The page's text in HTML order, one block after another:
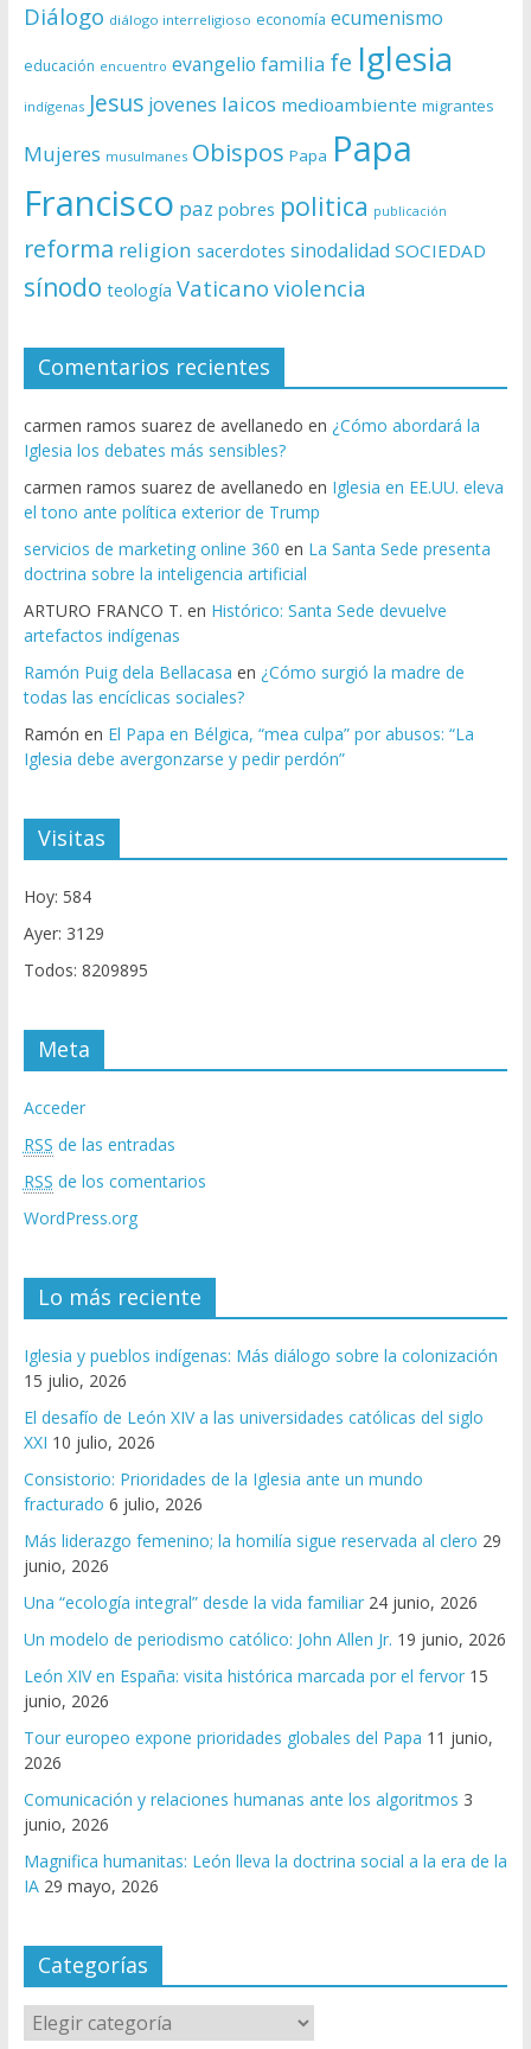
Diálogo diálogo interreligioso economía ecumenismo
educación encuentro evangelio familia fe Iglesia
indígenas Jesus jovenes laicos medioambiente migrantes
Mujeres musulmanes Obispos Papa Papa
Francisco paz pobres politica publicación
reforma religion sacerdotes sinodalidad SOCIEDAD
sínodo teología Vaticano violencia
Comentarios recientes
carmen ramos suarez de avellanedo en ¿Cómo abordará la
Iglesia los debates más sensibles?
carmen ramos suarez de avellanedo en Iglesia en EE.UU. eleva
el tono ante política exterior de Trump
servicios de marketing online 360 en La Santa Sede presenta
doctrina sobre la inteligencia artificial
ARTURO FRANCO T. en Histórico: Santa Sede devuelve
artefactos indígenas
Ramón Puig dela Bellacasa en ¿Cómo surgió la madre de
todas las encíclicas sociales?
Ramón en El Papa en Bélgica, “mea culpa” por abusos: “La
Iglesia debe avergonzarse y pedir perdón”
Visitas
Hoy: 584
Ayer: 3129
Todos: 8209895
Meta
Acceder
RSS de las entradas
RSS de los comentarios
WordPress.org
Lo más reciente
Iglesia y pueblos indígenas: Más diálogo sobre la colonización
15 julio, 2026
El desafío de León XIV a las universidades católicas del siglo
XXI 10 julio, 2026
Consistorio: Prioridades de la Iglesia ante un mundo
fracturado 6 julio, 2026
Más liderazgo femenino; la homilía sigue reservada al clero 29
junio, 2026
Una “ecología integral” desde la vida familiar 24 junio, 2026
Un modelo de periodismo católico: John Allen Jr. 19 junio, 2026
León XIV en España: visita histórica marcada por el fervor 15
junio, 2026
Tour europeo expone prioridades globales del Papa 11 junio,
2026
Comunicación y relaciones humanas ante los algoritmos 3
junio, 2026
Magnifica humanitas: León lleva la doctrina social a la era de la
IA 29 mayo, 2026
Categorías